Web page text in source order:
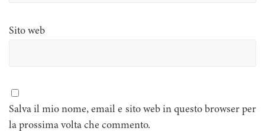
Sito web
Salva il mio nome, email e sito web in questo browser per
la prossima volta che commento.